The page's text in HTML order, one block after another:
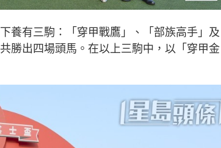
養有三駒：「穿甲戰鷹」、「部族高手」及
勝出四場頭馬。在以上三駒中，以「穿甲金